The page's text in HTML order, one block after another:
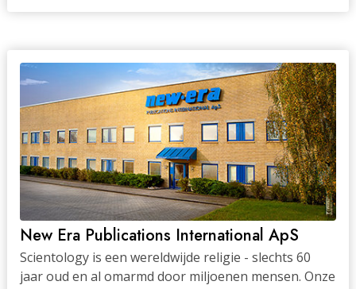
New Era Publications International ApS
Scientology is een wereldwijde religie - slechts 60
jaar oud en al omarmd door miljoenen mensen. Onze